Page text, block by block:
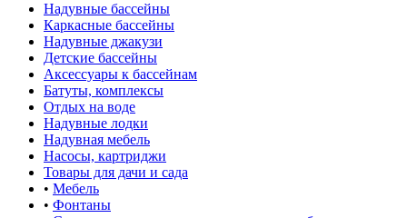
Надувные бассейны
Каркасные бассейны
Надувные джакузи
Детские бассейны
Аксессуары к бассейнам
Батуты, комплексы
Отдых на воде
Надувные лодки
Надувная мебель
Насосы, картриджи
Товары для дачи и сада
• Мебель
• Фонтаны